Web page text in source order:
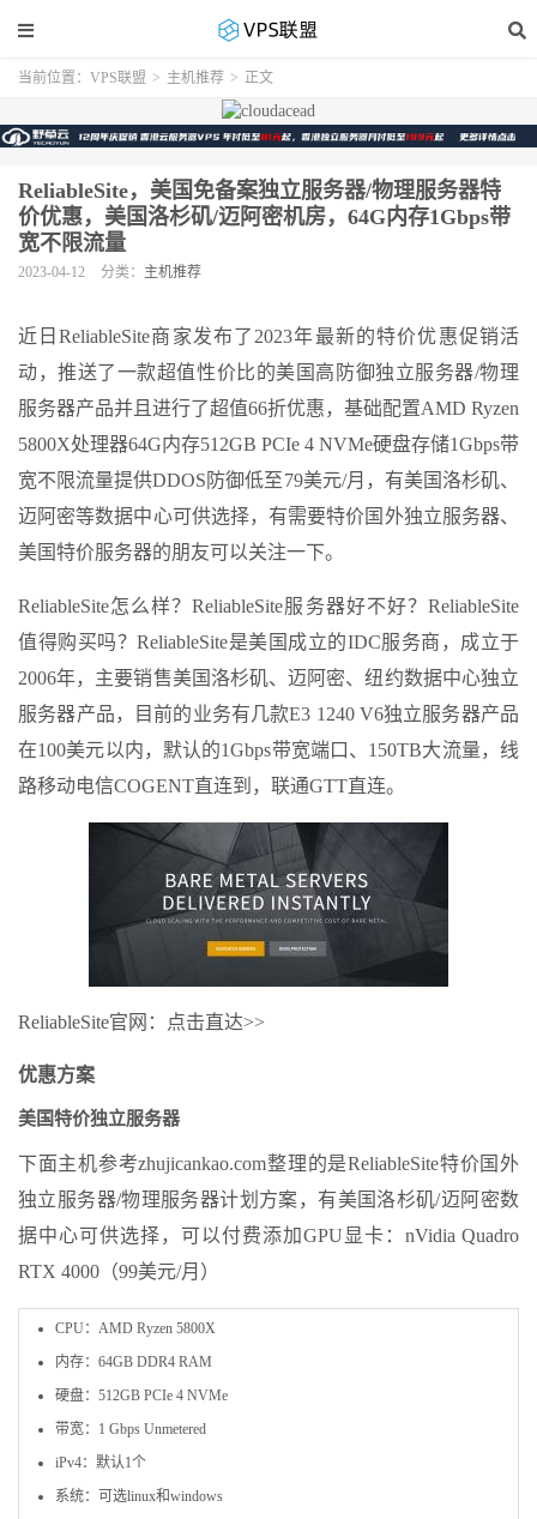
当前位置： VPS联盟 > 主机推荐 > 正文
ReliableSite，美国免备案独立服务器/物理服务器特
价优惠，美国洛杉矶/迈阿密机房，64G内存1Gbps带
宽不限流量
2023-04-12 分类： 主机推荐
近日ReliableSite商家发布了2023年最新的特价优惠促销活
动，推送了一款超值性价比的美国高防御独立服务器/物理
服务器产品并且进行了超值66折优惠，基础配置AMD Ryzen
5800X处理器64G内存512GB PCIe 4 NVMe硬盘存储1Gbps带
宽不限流量提供DDOS防御低至79美元/月，有美国洛杉矶、
迈阿密等数据中心可供选择，有需要特价国外独立服务器、
美国特价服务器的朋友可以关注一下。
ReliableSite怎么样？ReliableSite服务器好不好？ReliableSite
值得购买吗？ReliableSite是美国成立的IDC服务商，成立于
2006年，主要销售美国洛杉矶、迈阿密、纽约数据中心独立
服务器产品，目前的业务有几款E3 1240 V6独立服务器产品
在100美元以内，默认的1Gbps带宽端口、150TB大流量，线
路移动电信COGENT直连到，联通GTT直连。
ReliableSite官网：点击直达>>
优惠方案
美国特价独立服务器
下面主机参考zhujicankao.com整理的是ReliableSite特价国外
独立服务器/物理服务器计划方案，有美国洛杉矶/迈阿密数
据中心可供选择，可以付费添加GPU显卡：nVidia Quadro
RTX 4000（99美元/月）
CPU：AMD Ryzen 5800X
内存：64GB DDR4 RAM
硬盘：512GB PCIe 4 NVMe
带宽：1 Gbps Unmetered
iPv4：默认1个
系统：可选linux和windows